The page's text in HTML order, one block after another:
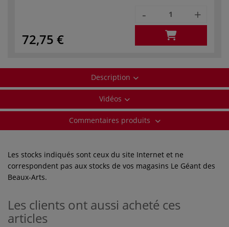
72,75 €
- +
Description
Vidéos
Commentaires produits
Les stocks indiqués sont ceux du site Internet et ne
correspondent pas aux stocks de vos magasins Le Géant des
Beaux-Arts.
Les clients ont aussi acheté ces
articles